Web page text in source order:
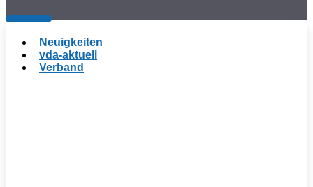
Neuigkeiten
vda-aktuell
Verband